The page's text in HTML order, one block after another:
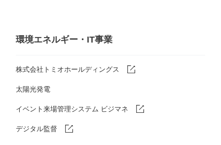
環境エネルギー・IT事業
株式会社トミオホールディングス
太陽光発電
イベント来場管理システム ビジマネ
デジタル監督